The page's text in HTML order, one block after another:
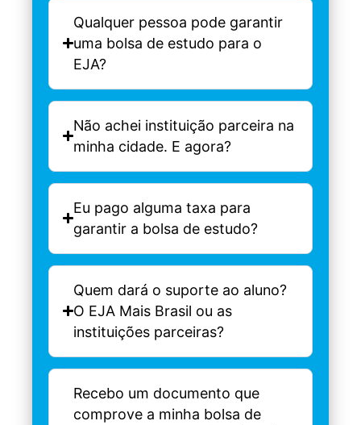
Qualquer pessoa pode garantir
uma bolsa de estudo para o
EJA?
Não achei instituição parceira na
minha cidade. E agora?
Eu pago alguma taxa para
garantir a bolsa de estudo?
Quem dará o suporte ao aluno?
O EJA Mais Brasil ou as
instituições parceiras?
Recebo um documento que
comprove a minha bolsa de